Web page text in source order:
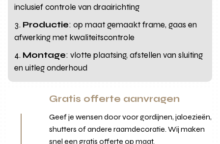
inclusief controle van draairichting
Productie: op maat gemaakt frame, gaas en
afwerking met kwaliteitscontrole
Montage: vlotte plaatsing, afstellen van sluiting
en uitleg onderhoud
Gratis offerte aanvragen
Geef je wensen door voor gordijnen, jaloezieën,
shutters of andere raamdecoratie. Wij maken
snel een gratis offerte op maat.